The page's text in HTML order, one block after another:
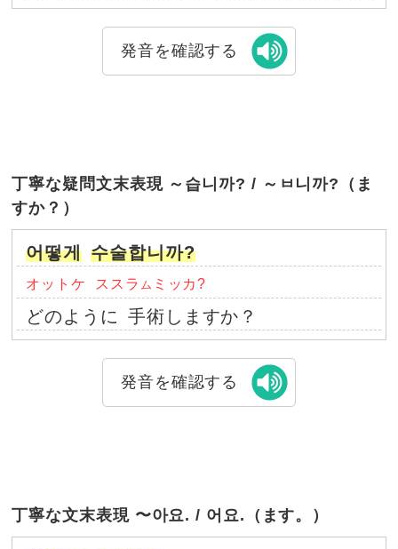
発音を確認する
丁寧な疑問文末表現 ～습니까? / ～ㅂ니까?（ま
すか？）
어떻게 수술합니까?
オットケ ススラ ム ミッカ?
どのように 手術しますか？
発音を確認する
丁寧な文末表現 〜아요. / 어요.（ます。）